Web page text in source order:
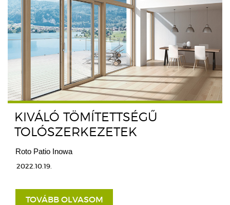
KIVÁLÓ TÖMÍTETTSÉGŰ
TOLÓSZERKEZETEK
Roto Patio Inowa
2022.10.19.
TOVÁBB OLVASOM